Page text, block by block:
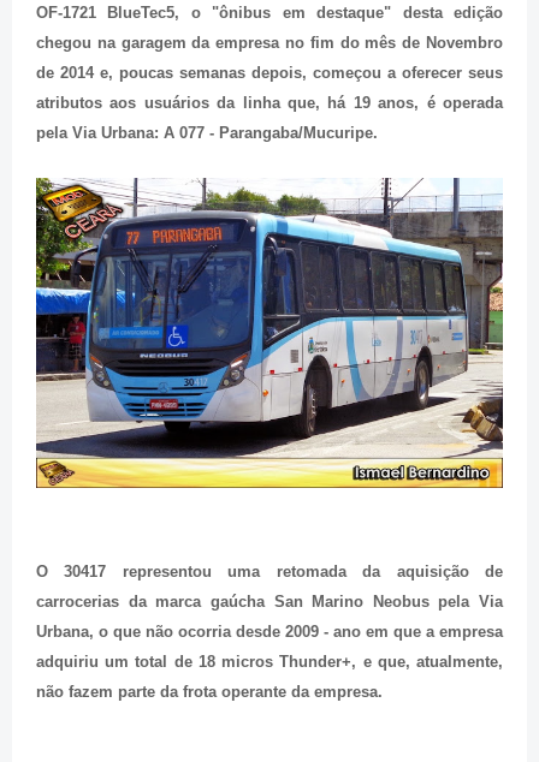
OF-1721 BlueTec5, o "ônibus em destaque" desta edição
chegou na garagem da empresa no fim do mês de Novembro
de 2014 e, poucas semanas depois, começou a oferecer seus
atributos aos usuários da linha que, há 19 anos, é operada
pela Via Urbana: A 077 - Parangaba/Mucuripe.
O 30417 representou uma retomada da aquisição de
carrocerias da marca gaúcha San Marino Neobus pela Via
Urbana, o que não ocorria desde 2009 - ano em que a empresa
adquiriu um total de 18 micros Thunder+, e que, atualmente,
não fazem parte da frota operante da empresa.